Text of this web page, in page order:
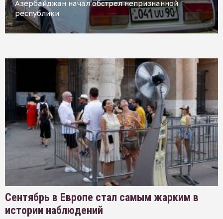
Азербайджан начал обстрел непризнанной
республики
Сентябрь в Европе стал самым жарким в
истории наблюдений